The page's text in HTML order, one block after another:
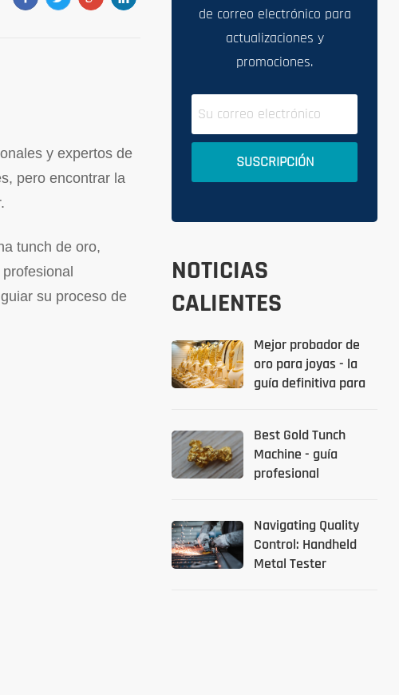
y expertos de
pero encontrar la
tunch de oro,
su proceso de
de correo electrónico para
actualizaciones y
promociones.
NOTICIAS
CALIENTES
Mejor probador de
oro para joyas - la
guía definitiva para
Best Gold Tunch
Machine - guía
profesional
Navigating Quality
Control: Handheld
Metal Tester